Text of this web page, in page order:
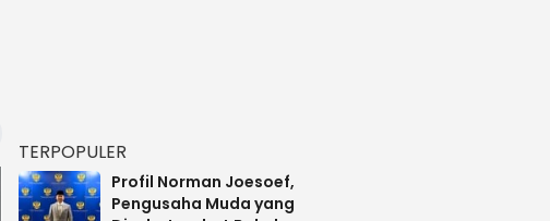
TERPOPULER
Profil Norman Joesoef,
Pengusaha Muda yang